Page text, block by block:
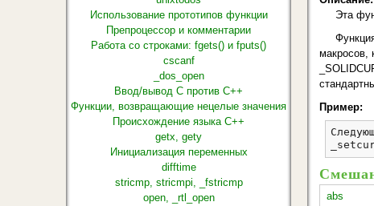
Использование прототипов функции
Препроцессор и комментарии
Работа со строками: fgets() и fputs()
cscanf
_dos_open
Ввод/вывод С против С++
Функции, возвращающие нецелые значения
Происхождение языка С++
getx, gety
Инициализация переменных
difftime
stricmp, stricmpi, _fstricmp
open, _rtl_open
Эта
макросов,
Пример:
abs